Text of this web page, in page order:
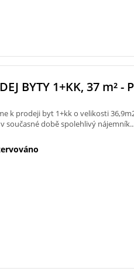
BYTY 1+KK, 37 m²-
k prodeji byt 1+kk o velikosti
současné době spolehlivý